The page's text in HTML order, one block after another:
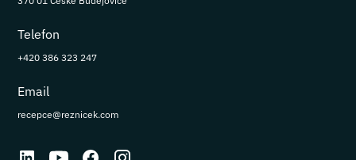
Telefon
+420 386 323 247
Email
recepce@reznicek.com